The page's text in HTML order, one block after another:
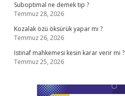
Suboptimal ne demek tıp ?
Temmuz 28, 2026
Kozalak özü öksürük yapar mı ?
Temmuz 26, 2026
Istinaf mahkemesi kesin karar verir mi ?
Temmuz 25, 2026